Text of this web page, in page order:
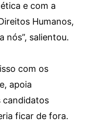
e com a
Humanos,
nós”, salientou.
com os
apoia
candidatos
ficar de fora.